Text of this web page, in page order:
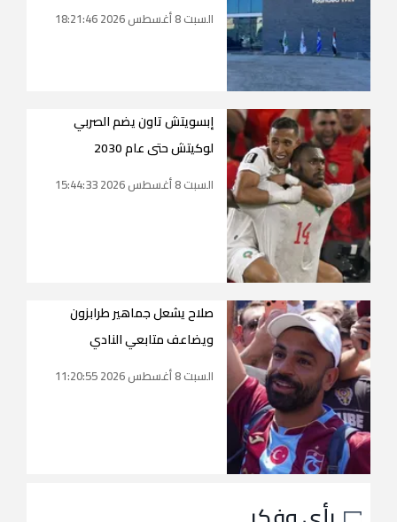
السبت 8 أغسطس 2026 18:21:46
إبسويتش تاون يضم الصربي
لوكيتش حتى عام 2030
السبت 8 أغسطس 2026 15:44:33
صلاح يشعل جماهير طرابزون
ويضاعف متابعي النادي
السبت 8 أغسطس 2026 11:20:55